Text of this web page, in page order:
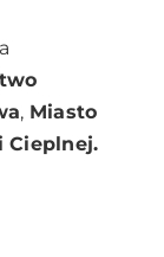
, Miasto
Cieplnej.